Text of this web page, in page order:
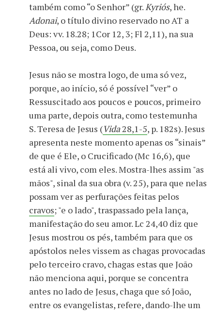
também como “o Senhor” (gr.Kyriós, he.
Adonai, o título divino reservado no AT a
Deus: vv. 18.28; 1Cor 12, 3; Fl 2,11), na sua
Pessoa, ou seja, como Deus.
Jesus não se mostra logo, de uma só vez,
porque, ao início, só é possível “ver” o
Ressuscitado aos poucos e poucos, primeiro
uma parte, depois outra, como testemunha
S. Teresa de Jesus (Vida28,1-5, p. 182s). Jesus
apresenta neste momento apenas os “sinais”
de que é Ele, o Crucificado (Mc 16,6), que
está ali vivo, com eles. Mostra-lhes assim "as
mãos", sinal da sua obra (v. 25), para que nelas
possam ver as perfurações feitas pelos
cravos; "e o lado", traspassado pela lança,
manifestação do seu amor. Lc 24,40 diz que
Jesus mostrou os pés, também para que os
apóstolos neles vissem as chagas provocadas
pelo terceiro cravo, chagas estas que João
não menciona aqui, porque se concentra
antes no lado de Jesus, chaga que só João,
entre os evangelistas, refere, dando-lhe um